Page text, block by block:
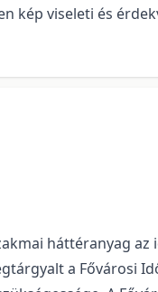
kép viseleti és
háttéranyag
a Fővárosi